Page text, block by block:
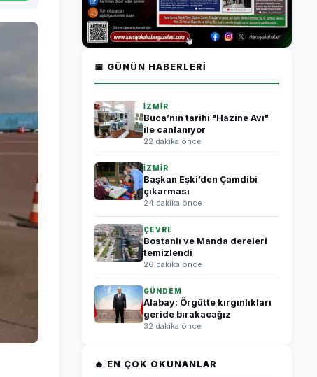
📅 GÜNÜN HABERLERI
İZMİR
Buca’nın tarihi "Hazine Avı"
ile canlanıyor
22 dakika önce
İZMİR
Başkan Eşki’den Çamdibi
çıkarması
24 dakika önce
ÇEVRE
Bostanlı ve Manda dereleri
temizlendi
26 dakika önce
GÜNDEM
Alabay: Örgütte kırgınlıkları
geride bırakacağız
32 dakika önce
🔥 EN ÇOK OKUNANLAR